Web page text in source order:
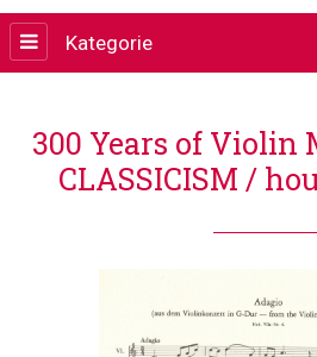
Kategorie
300 Years of Violin
CLASSICISM /